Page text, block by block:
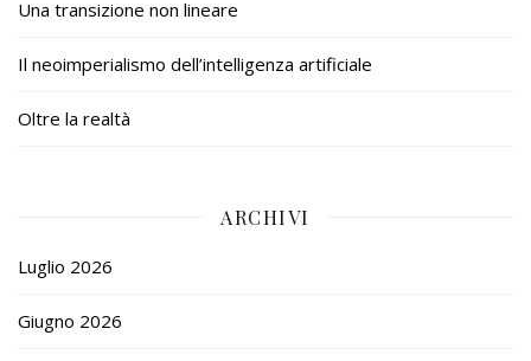
Una transizione non lineare
Il neoimperialismo dell’intelligenza artificiale
Oltre la realtà
ARCHIVI
Luglio 2026
Giugno 2026